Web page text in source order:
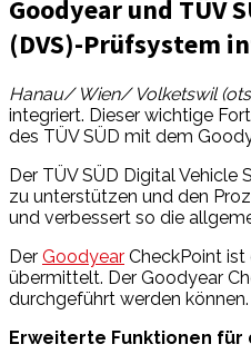
Goodyear und TÜV
(DVS)-Prüfsystem
Hanau/ Wien/ Volketswil
integriert. Dieser wichtige
des TÜV SÜD mit dem
Der TÜV SÜD Digital
zu unterstützen und den
und verbessert so die
Der Goodyear CheckPoint
übermittelt. Der Goodyear
durchgeführt werden können.
Erweiterte Funktionen